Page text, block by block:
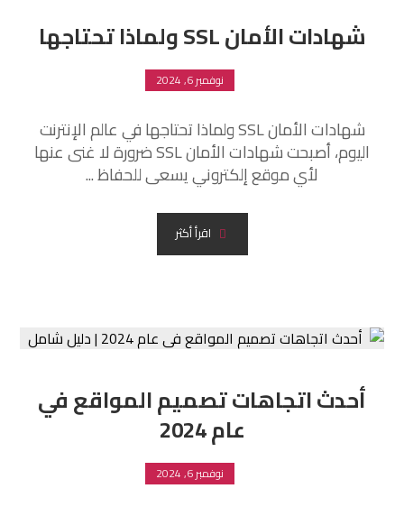
شهادات الأمان SSL ولماذا تحتاجها
نوفمبر 6, 2024
شهادات الأمان SSL ولماذا تحتاجها في عالم الإنترنت
اليوم، أصبحت شهادات الأمان SSL ضرورة لا غنى عنها
لأي موقع إلكتروني يسعى للحفاظ ...
اقرأ أكثر
أحدث اتجاهات تصميم المواقع في
عام 2024
نوفمبر 6, 2024